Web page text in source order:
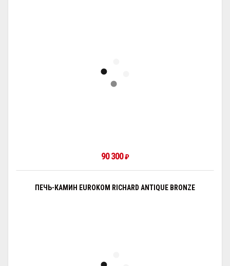
90 300₽
ПЕЧЬ-КАМИН EUROKOM RICHARD ANTIQUE BRONZE